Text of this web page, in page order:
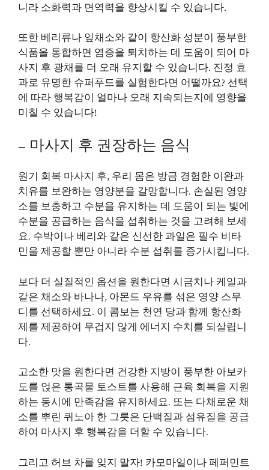
니라 소화력과 면역력을 향상시킬 수 있습니다.
또한 베리류나 잎채소와 같이 항산화 성분이 풍부한
식품을 통합하면 염증을 퇴치하는 데 도움이 되어 마
사지 후 광채를 더 오래 유지할 수 있습니다. 진정 효
과로 유명한 슈퍼푸드를 실험한다면 어떨까요? 선택
에 따라 행복감이 얼마나 오래 지속되는지에 영향을
미칠 수 있습니다!
– 마사지 후 권장하는 음식
원기 회복 마사지 후, 우리 몸은 방금 경험한 이완과
치유를 보완하는 영양분을 갈망합니다. 손실된 영양
소를 보충하고 수분을 유지하는 데 도움이 되는 빛에
수분을 공급하는 음식을 섭취하는 것을 고려해 보세
요. 수박이나 베리와 같은 신선한 과일은 필수 비타
민을 제공할 뿐만 아니라 수분 섭취를 증가시킵니다.
보다 더 실질적인 옵션을 원한다면 시금치나 케일과
같은 채소와 바나나, 아몬드 우유를 섞은 영양 스무
디를 선택하세요. 이 콤보는 천연 당과 함께 항산화
제를 제공하여 무겁지 않게 에너지 수치를 되살립니
다.
고소한 맛을 원한다면 건강한 지방이 풍부한 아보카
도를 얹은 통곡물 토스트를 사용해 근육 회복을 지원
하는 동시에 만족감을 유지하세요. 또는 다채로운 채
소를 뿌린 퀴노아 한 그릇은 단백질과 섬유질을 공급
하여 마사지 후 행복감을 더할 수 있습니다.
그리고 허브 차를 잊지 말자! 카모마일이나 페퍼민트